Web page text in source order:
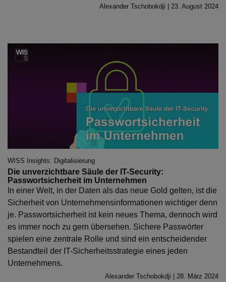
Alexander Tschobokdji | 23. August 2024
WISS Insights: Digitalisierung
Die unverzichtbare Säule der IT-Security:
Passwortsicherheit im Unternehmen
In einer Welt, in der Daten als das neue Gold gelten, ist die
Sicherheit von Unternehmensinformationen wichtiger denn
je. Passwortsicherheit ist kein neues Thema, dennoch wird
es immer noch zu gern übersehen. Sichere Passwörter
spielen eine zentrale Rolle und sind ein entscheidender
Bestandteil der IT-Sicherheitsstrategie eines jeden
Unternehmens.
Alexander Tschobokdji | 28. März 2024